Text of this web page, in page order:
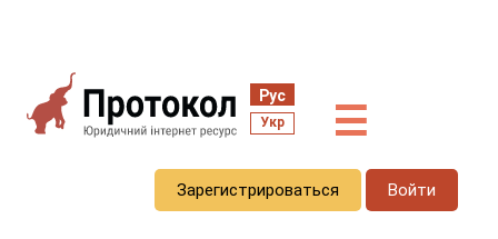
Рус
Укр ☰
Зарегистрироваться Войти